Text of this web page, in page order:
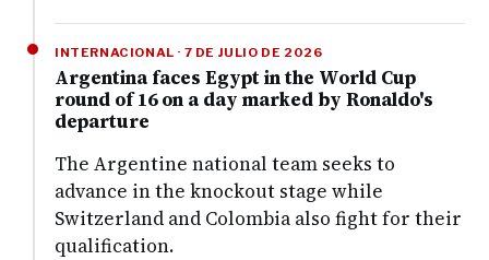
INTERNACIONAL · 7 DE JULIO DE 2026
Argentina faces Egypt in the World Cup
round of 16 on a day marked by Ronaldo's
departure
The Argentine national team seeks to
advance in the knockout stage while
Switzerland and Colombia also fight for their
qualification.